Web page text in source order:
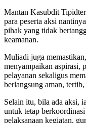
Mantan Kasubdit
para peserta aksi
pihak yang tidak
keamanan.
Muliadi juga
menyampaikan aspirasi,
pelayanan sekaligus
berlangsung aman,
Selain itu, bila ada aksi,
untuk tetap
pelaksanaan kegiatan,